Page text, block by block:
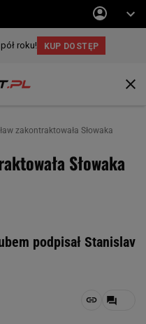
zakontraktowała Słowaka
Słowaka
podpisał Stanislav